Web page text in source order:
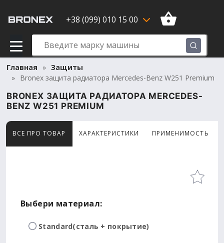
+38 (099) 010 15 00
Главная
Защиты
Bronex защита радиатора Mercedes-Benz W251 Premium
BRONEX ЗАЩИТА РАДИАТОРА MERCEDES-
BENZ W251 PREMIUM
ВСЕ ПРО ТОВАР ХАРАКТЕРИСТИКИ ПРИМЕНИМОСТЬ
Товар просматривают сейчас 12 человек
Выбери материал:
Standard(сталь + покрытие)